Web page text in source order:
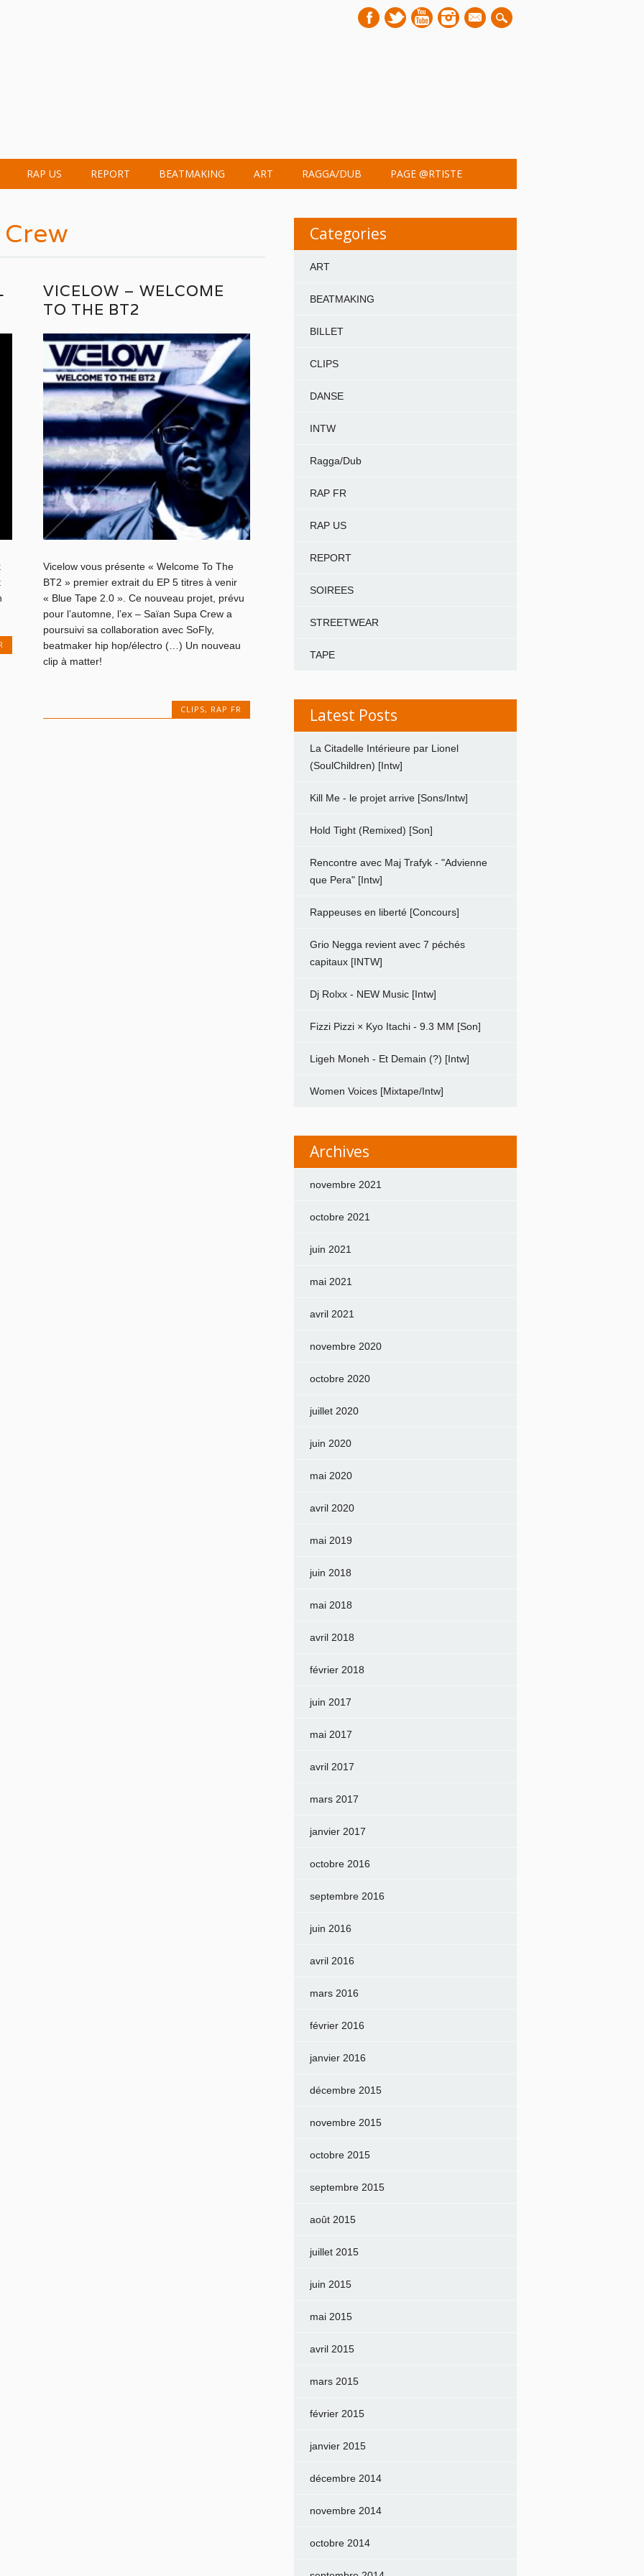
mail
RAP US REPORT BEATMAKING ART RAGGA/DUB PAGE @RTISTE
VICELOW – WELCOME
TO THE BT2
Vicelow vous présente « Welcome To The
BT2 » premier extrait du EP 5 titres à venir
« Blue Tape 2.0 ». Ce nouveau projet, prévu
pour l’automne, l’ex – Saïan Supa Crew a
poursuivi sa collaboration avec SoFly,
beatmaker hip hop/électro (…) Un nouveau
clip à matter!
CLIPS, RAP FR
Categories
ART
BEATMAKING
BILLET
CLIPS
DANSE
INTW
Ragga/Dub
RAP FR
RAP US
REPORT
SOIREES
STREETWEAR
TAPE
Latest Posts
La Citadelle Intérieure par Lionel
(SoulChildren) [Intw]
Kill Me - le projet arrive [Sons/Intw]
Hold Tight (Remixed) [Son]
Rencontre avec Maj Trafyk - "Advienne
que Pera" [Intw]
Rappeuses en liberté [Concours]
Grio Negga revient avec 7 péchés
capitaux [INTW]
Dj Rolxx - NEW Music [Intw]
Fizzi Pizzi × Kyo Itachi - 9.3 MM [Son]
Ligeh Moneh - Et Demain (?) [Intw]
Women Voices [Mixtape/Intw]
Archives
novembre 2021
octobre 2021
juin 2021
mai 2021
avril 2021
novembre 2020
octobre 2020
juillet 2020
juin 2020
mai 2020
avril 2020
mai 2019
juin 2018
mai 2018
avril 2018
février 2018
juin 2017
mai 2017
avril 2017
mars 2017
janvier 2017
octobre 2016
septembre 2016
juin 2016
avril 2016
mars 2016
février 2016
janvier 2016
décembre 2015
novembre 2015
octobre 2015
septembre 2015
août 2015
juillet 2015
juin 2015
mai 2015
avril 2015
mars 2015
février 2015
janvier 2015
décembre 2014
novembre 2014
octobre 2014